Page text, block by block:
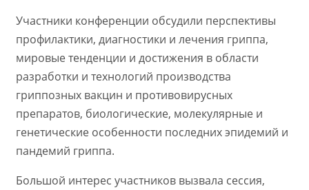
Участники конференции обсудили перспективы
профилактики, диагностики и лечения гриппа,
мировые тенденции и достижения в области
разработки и технологий производства
гриппозных вакцин и противовирусных
препаратов, биологические, молекулярные и
генетические особенности последних эпидемий и
пандемий гриппа.
Большой интерес участников вызвала сессия,